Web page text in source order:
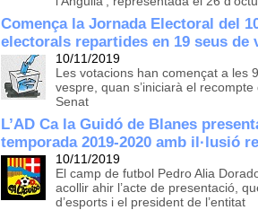
Comença la Jornada Electoral del
electorals repartides en 19 seus de
10/11/2019
Les votacions han començat a les
vespre, quan s’iniciarà el
Senat
L’AD Ca la Guidó de Blanes
temporada 2019-2020 amb il·lusió
10/11/2019
El camp de futbol Pedro Alia
acollir ahir l’acte de presentació,
d’esports i el president de l’entitat